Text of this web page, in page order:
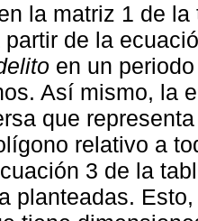
la matriz 1 de
partir de la
en un
Así mismo, la
que
relativo a
3 de la
planteadas.